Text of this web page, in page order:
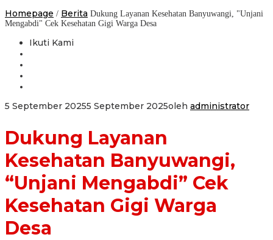
Homepage / Berita Dukung Layanan Kesehatan Banyuwangi, "Unjani
Mengabdi" Cek Kesehatan Gigi Warga Desa
Ikuti Kami
5 September 20255 September 2025oleh administrator
Dukung Layanan
Kesehatan Banyuwangi,
“Unjani Mengabdi” Cek
Kesehatan Gigi Warga
Desa